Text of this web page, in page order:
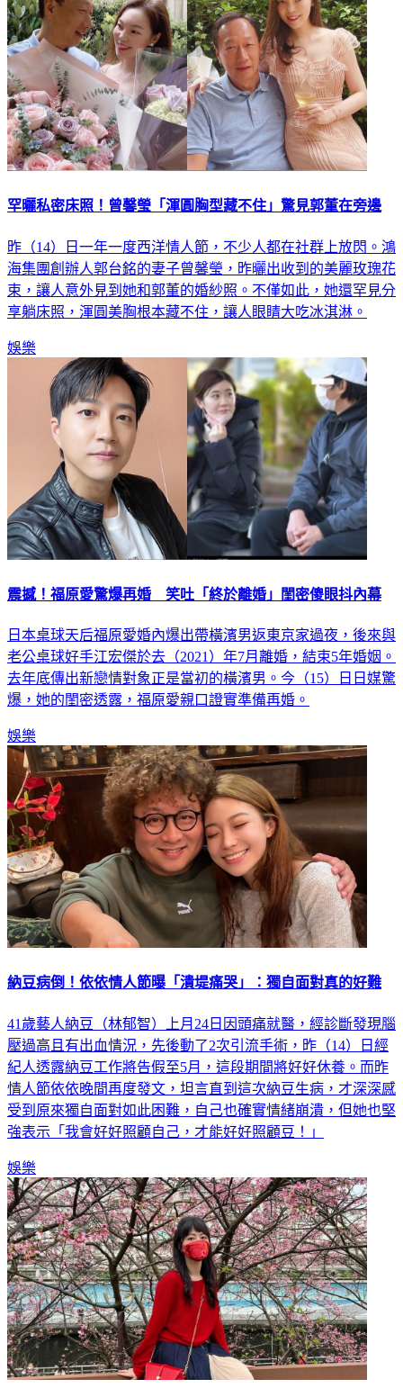
罕曬私密床照！曾馨瑩「渾圓胸型藏不住」驚見郭董在旁邊
昨（14）日一年一度西洋情人節，不少人都在社群上放閃。鴻
海集團創辦人郭台銘的妻子曾馨瑩，昨曬出收到的美麗玫瑰花
束，讓人意外見到她和郭董的婚紗照。不僅如此，她還罕見分
享躺床照，渾圓美胸根本藏不住，讓人眼睛大吃冰淇淋。
娛樂
震撼！福原愛驚爆再婚 笑吐「終於離婚」閨密傻眼抖內幕
日本桌球天后福原愛婚內爆出帶橫濱男返東京家過夜，後來與
老公桌球好手江宏傑於去（2021）年7月離婚，結束5年婚姻。
去年底傳出新戀情對象正是當初的橫濱男。今（15）日日媒驚
爆，她的閨密透露，福原愛親口證實準備再婚。
娛樂
納豆病倒！依依情人節曝「潰堤痛哭」：獨自面對真的好難
41歲藝人納豆（林郁智）上月24日因頭痛就醫，經診斷發現腦
壓過高且有出血情況，先後動了2次引流手術，昨（14）日經
紀人透露納豆工作將告假至5月，這段期間將好好休養。而昨
情人節依依晚間再度發文，坦言直到這次納豆生病，才深深感
受到原來獨自面對如此困難，自己也確實情緒崩潰，但她也堅
強表示「我會好好照顧自己，才能好好照顧豆！」
娛樂